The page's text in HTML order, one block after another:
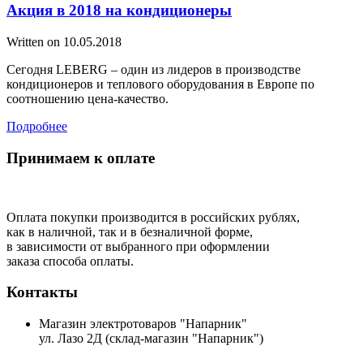
Акция в 2018 на кондиционеры
Written on 10.05.2018
Сегодня LEBERG – один из лидеров в производстве
кондиционеров и теплового оборудования в Европе по
соотношению цена-качество.
Подробнее
Принимаем к оплате
Оплата покупки производится в российских рублях,
как в наличной, так и в безналичной форме,
в зависимости от выбранного при оформлении
заказа способа оплаты.
Контакты
Магазин электротоваров "Напарник"
ул. Лазо 2Д (склад-магазин "Напарник")